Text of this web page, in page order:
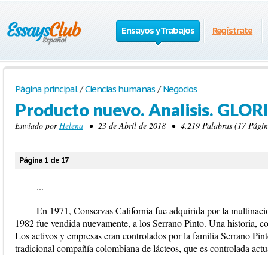
Ensayos y Trabajos Regístrate
Página principal / Ciencias humanas / Negocios
Producto nuevo. Analisis.
Enviado porHelena • 23 de Abril de 2018 • 4.219 Palabras (17
Página 1 de 17
...
En 1971, Conservas California fue adquirida por la
1982 fue vendida nuevamente, a los Serrano Pinto. Una historia,
Los activos y empresas eran controlados por la familia Serrano
tradicional compañía colombiana de lácteos, que es controlada